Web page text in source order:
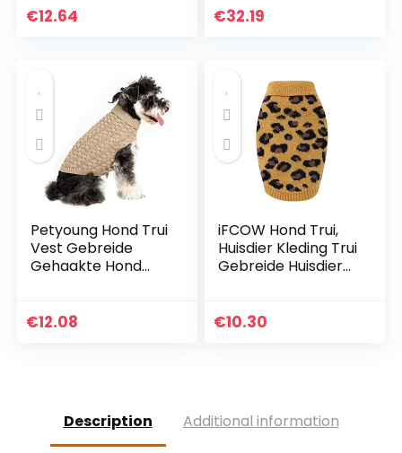
€12.64 €32.19
Petyoung Hond Trui
Vest Gebreide
Gehaakte Hond
Zachte Warme Trui
€12.08
iFCOW Hond Trui,
Huisdier Kleding Trui
Gebreide Huisdier
Hond Kat Winter
€10.30
Description Additional information